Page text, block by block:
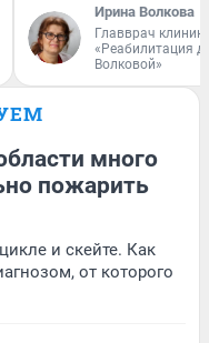
Ирина Волкова
Главврач
«Реабилитация
Волковой»
много
пожарить
и скейте. Как
от которого